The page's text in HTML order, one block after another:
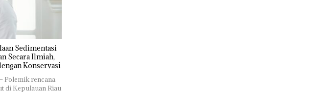
Sedimentasi
Secara Ilmiah,
Konservasi
Polemik rencana
di Kepulauan Riau